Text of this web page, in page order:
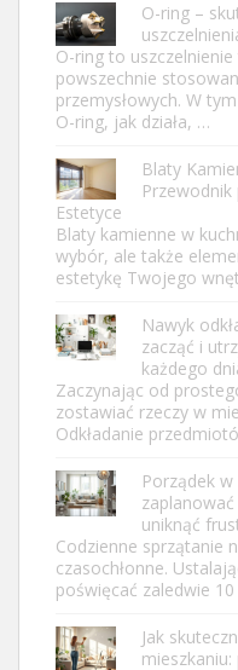
O-ring –
O-ring to
powszechnie
przemysłowych. W
O-ring, jak działa, …
Blaty
Estetyce
Blaty kamienne w
wybór, ale także
estetykę Twojego
Nawyk
zacząć i
każdego
Zaczynając od
zostawiać rzeczy w
Odkładanie
Porządek
uniknąć
Codzienne sprzątanie
czasochłonne.
poświęcać zaledwie
Jak